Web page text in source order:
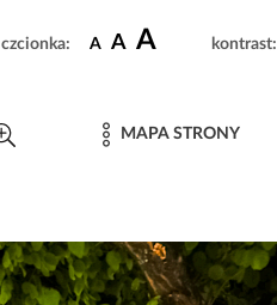
czcionka: A A A kontrast:
MAPA STRONY